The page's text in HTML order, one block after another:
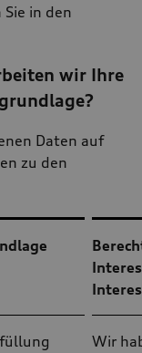
in den
wir Ihre
Daten auf
zu den
Wir